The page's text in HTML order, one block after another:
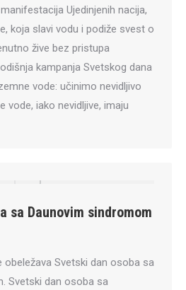
Ujedinjenih nacija,
koja slavi vodu i podiže svest o
žive bez pristupa
kampanja Svetskog dana
vode: učinimo nevidljivo
vode, iako nevidljive, imaju
sa Daunovim sindromom
Svetski dan osoba sa
Svetski dan osoba sa